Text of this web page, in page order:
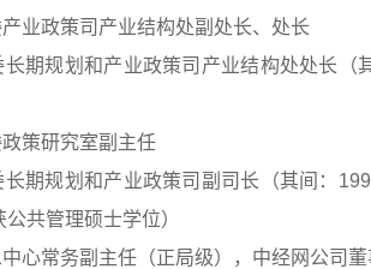
政策司产业结构处副处长、处长
规划和产业政策司产业结构处处长（
策研究室副主任
规划和产业政策司副司长（其间：
共管理硕士学位）
常务副主任（正局级），中经网公司董